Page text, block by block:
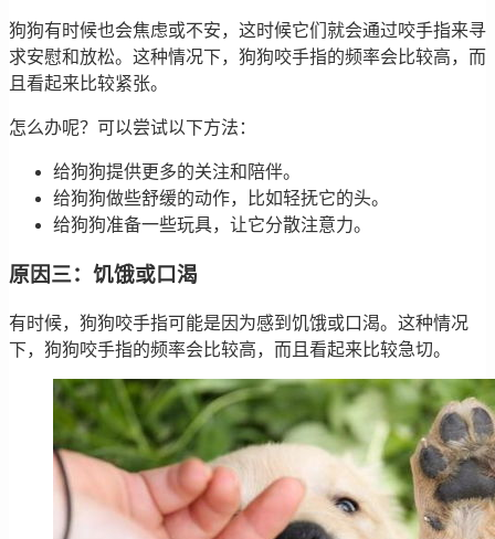
狗狗有时候也会焦虑或不安，这时候它们就会通过咬手指来寻
求安慰和放松。这种情况下，狗狗咬手指的频率会比较高，而
且看起来比较紧张。
怎么办呢？可以尝试以下方法：
给狗狗提供更多的关注和陪伴。
给狗狗做些舒缓的动作，比如轻抚它的头。
给狗狗准备一些玩具，让它分散注意力。
原因三：饥饿或口渴
有时候，狗狗咬手指可能是因为感到饥饿或口渴。这种情况
下，狗狗咬手指的频率会比较高，而且看起来比较急切。